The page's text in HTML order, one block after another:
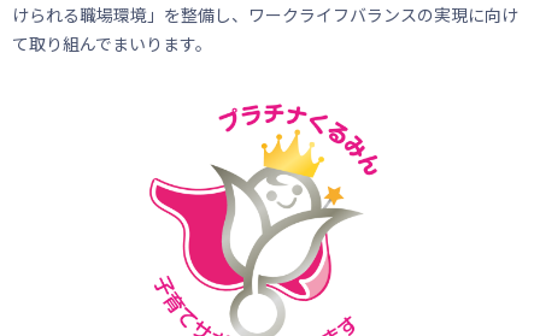
けられる職場環境」を整備し、ワークライフバランスの実現に向け
て取り組んでまいります。